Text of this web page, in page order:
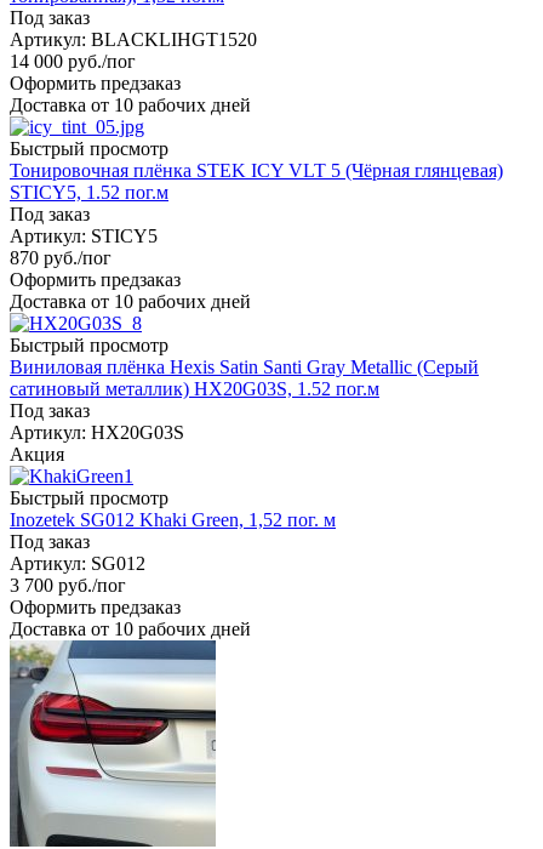
Под заказ
Артикул: BLACKLIHGT1520
14 000 руб./пог
Оформить предзаказ
Доставка от 10 рабочих дней
Быстрый просмотр
Тонировочная плёнка STEK ICY VLT 5 (Чёрная глянцевая)
STICY5, 1.52 пог.м
Под заказ
Артикул: STICY5
870 руб./пог
Оформить предзаказ
Доставка от 10 рабочих дней
Быстрый просмотр
Виниловая плёнка Hexis Satin Santi Gray Metallic (Серый
сатиновый металлик) HX20G03S, 1.52 пог.м
Под заказ
Артикул: HX20G03S
Акция
Быстрый просмотр
Inozetek SG012 Khaki Green, 1,52 пог. м
Под заказ
Артикул: SG012
3 700 руб./пог
Оформить предзаказ
Доставка от 10 рабочих дней